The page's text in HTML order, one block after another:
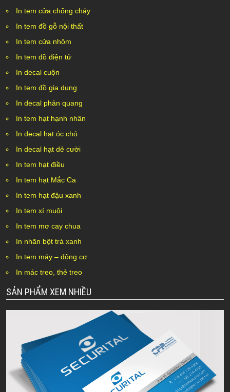
In tem cửa chống cháy
In tem đồ gỗ nội thất
In tem cửa nhôm
In tem đồ điện tử
In decal cuộn
In tem đồ gia dụng
In decal phản quang
In tem hạt hạnh nhân
In decal hạt óc chó
In decal hạt dẻ cười
In tem hạt điều
In tem hạt Mắc Ca
In tem hạt đậu xanh
In tem xí muội
In tem mơ cay chua
In nhãn bột trà xanh
In tem máy – động cơ
In mác treo, thẻ treo
SẢN PHẨM XEM NHIỀU